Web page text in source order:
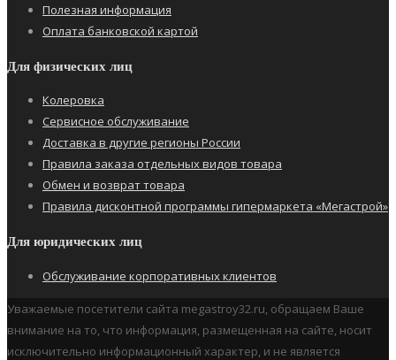
Полезная информация
Оплата банковской картой
Для физических лиц
Колеровка
Сервисное обслуживание
Доставка в другие регионы России
Правила заказа отдельных видов товара
Обмен и возврат товара
Правила дисконтной программы гипермаркета «Мегастрой»
Для юридических лиц
Обслуживание корпоративных клиентов
Уважаемые посетители сайта megastroy32.ru, обращаем Ваше
внимание на то, что информация, размещенная на сайте, носит
исключительно информационный характер, и не является